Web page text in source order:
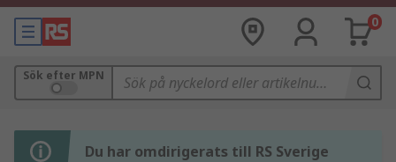
0
Sök efter MPN
Du har omdirigerats till RS Sverige